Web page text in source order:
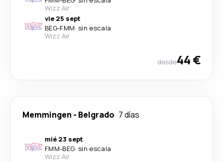
Wizz Air
vie 25 sept
BEG-FMM· sin escala
Wizz Air
desde44 €
Memmingen - Belgrado 7 días
mié 23 sept
FMM-BEG· sin escala
Wizz Air